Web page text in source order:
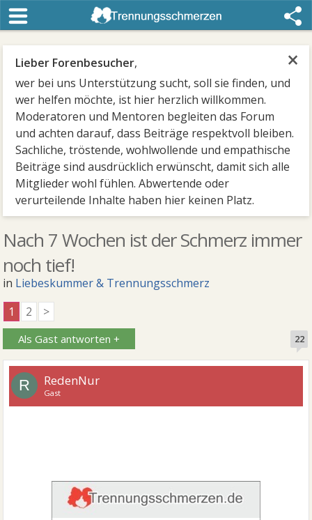
×
Lieber Forenbesucher,
wer bei uns Unterstützung sucht, soll sie finden, und
wer helfen möchte, ist hier herzlich willkommen.
Moderatoren und Mentoren begleiten das Forum
und achten darauf, dass Beiträge respektvoll bleiben.
Sachliche, tröstende, wohlwollende und empathische
Beiträge sind ausdrücklich erwünscht, damit sich alle
Mitglieder wohl fühlen. Abwertende oder
verurteilende Inhalte haben hier keinen Platz.
Nach 7 Wochen ist der Schmerz immer
noch tief!
in Liebeskummer & Trennungsschmerz
1
2 >
Als Gast antworten + 22
R RedenNur
Gast